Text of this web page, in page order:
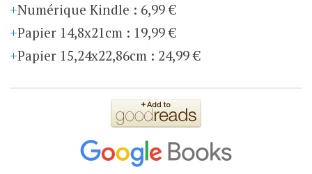
Numérique Kindle : 6,99 €
Papier 14,8x21cm: 19,99 €
Papier 15,24x22,86cm: 24,99 €